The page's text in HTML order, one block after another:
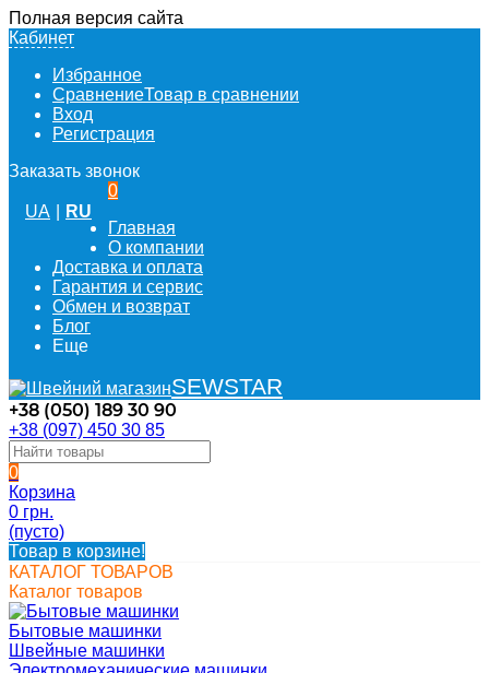
Полная версия сайта
Кабинет
Избранное
СравнениеТовар в сравнении
Вход
Регистрация
Заказать звонок
UA RU
0
Главная
О компании
Доставка и оплата
Гарантия и сервис
Обмен и возврат
Блог
Еще
SEWSTAR
+38 (050) 189 30 90
+38 (097) 450 30 85
0
Корзина
0 грн.
(пусто)
Товар в корзине!
КАТАЛОГ ТОВАРОВ
Каталог товаров
Бытовые машинки
Швейные машинки